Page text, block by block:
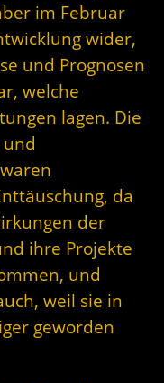
im Februar
wider,
und Prognosen
welche
lagen. Die
da
der
ihre Projekte
und
weil sie in
geworden